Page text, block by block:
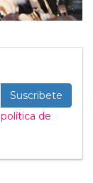
Suscribete
política de